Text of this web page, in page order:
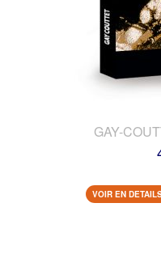
GAY-
VOIR EN